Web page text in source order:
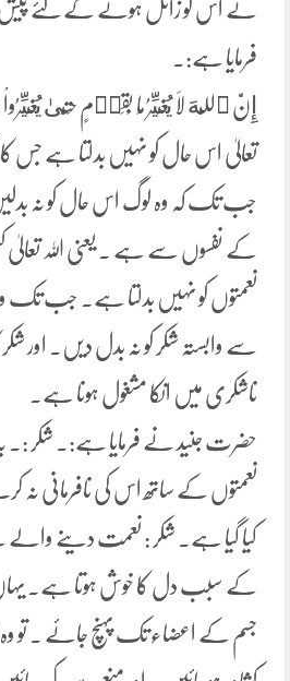
نے اس کو زائل ہونے کے لئے پیش
فرمایا ہے:۔
إِنَّ ٱللَّهَ لَا يُغَيِّرُ مَا بِقَوۡمٍ حَتَّىٰ
تعالیٰ اس حال کو نہیں بدلتا ہے جس
جب تک کہ وہ لوگ اس حال کو نہ
کے نفسوں سے ہے ۔ یعنی اللہ تعالیٰ
نعمتوں کو نہیں بدلتا ہے۔ جب تک
سے وابستہ شکر کو نہ بدل دیں۔ اور شکر
ناشکری میں انکا مشغول ہونا ہے۔
حضرت جنید نے فرمایا ہے:۔ شکر :۔ یہ
نعمتوں کے ساتھ اس کی نافرمانی نہ
کیا گیا ہے۔ شکر : نعمت دینے
کے سبب دل کا خوش ہوتا ہے۔
جسم کے اعضاء تک پہنچ جائے ۔ تو وہ